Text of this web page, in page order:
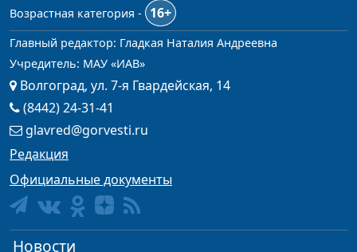
Возрастная категория -
16+
Главный редактор: Гладкая Наталия Андреевна
Учредитель: МАУ «ИАВ»
Волгоград, ул. 7-я Гвардейская, 14
(8442) 24-31-41
glavred@gorvesti.ru
Редакция
Официальные документы
Новости